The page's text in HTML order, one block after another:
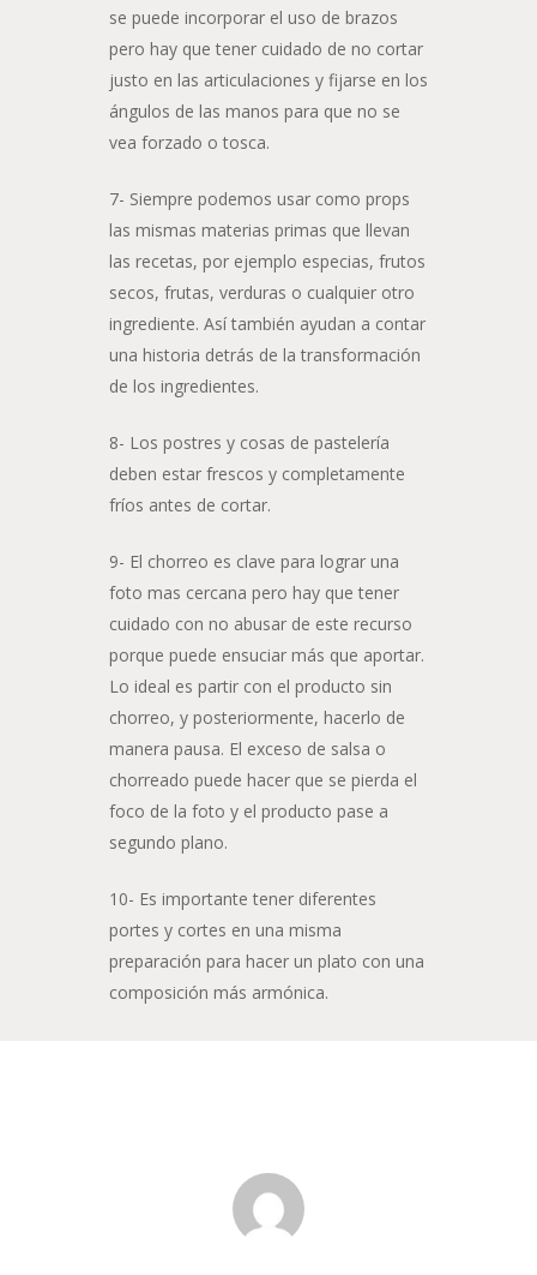
se puede incorporar el uso de brazos
pero hay que tener cuidado de no cortar
justo en las articulaciones y fijarse en los
ángulos de las manos para que no se
vea forzado o tosca.
7- Siempre podemos usar como props
las mismas materias primas que llevan
las recetas, por ejemplo especias, frutos
secos, frutas, verduras o cualquier otro
ingrediente. Así también ayudan a contar
una historia detrás de la transformación
de los ingredientes.
8- Los postres y cosas de pastelería
deben estar frescos y completamente
fríos antes de cortar.
9- El chorreo es clave para lograr una
foto mas cercana pero hay que tener
cuidado con no abusar de este recurso
porque puede ensuciar más que aportar.
Lo ideal es partir con el producto sin
chorreo, y posteriormente, hacerlo de
manera pausa. El exceso de salsa o
chorreado puede hacer que se pierda el
foco de la foto y el producto pase a
segundo plano.
10- Es importante tener diferentes
portes y cortes en una misma
preparación para hacer un plato con una
composición más armónica.